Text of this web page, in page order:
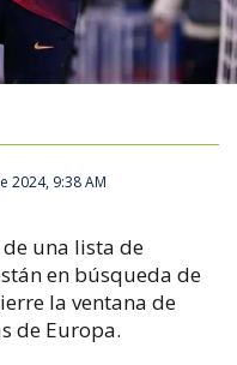
2024, 9:38 AM
una lista de
en búsqueda de
la ventana de
de Europa.